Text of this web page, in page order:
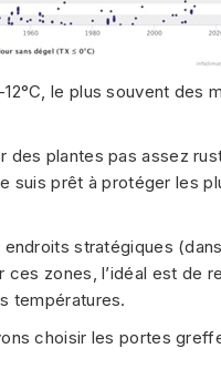
le plus souvent des
plantes pas assez
prêt à protéger les
stratégiques
zones, l’idéal est de
températures.
choisir les portes